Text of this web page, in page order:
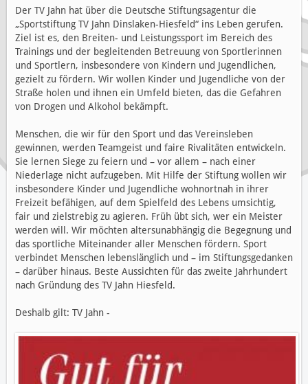
Der TV Jahn hat über die Deutsche Stiftungsagentur die
„Sportstiftung TV Jahn Dinslaken-Hiesfeld“ ins Leben gerufen.
Ziel ist es, den Breiten- und Leistungssport im Bereich des
Trainings und der begleitenden Betreuung von Sportlerinnen
und Sportlern, insbesondere von Kindern und Jugendlichen,
gezielt zu fördern. Wir wollen Kinder und Jugendliche von der
Straße holen und ihnen ein Umfeld bieten, das die Gefahren
von Drogen und Alkohol bekämpft.
Menschen, die wir für den Sport und das Vereinsleben
gewinnen, werden Teamgeist und faire Rivalitäten entwickeln.
Sie lernen Siege zu feiern und – vor allem – nach einer
Niederlage nicht aufzugeben. Mit Hilfe der Stiftung wollen wir
insbesondere Kinder und Jugendliche wohnortnah in ihrer
Freizeit befähigen, auf dem Spielfeld des Lebens umsichtig,
fair und zielstrebig zu agieren. Früh übt sich, wer ein Meister
werden will. Wir möchten altersunabhängig die Begegnung und
das sportliche Miteinander aller Menschen fördern. Sport
verbindet Menschen lebenslänglich und – im Stiftungsgedanken
– darüber hinaus. Beste Aussichten für das zweite Jahrhundert
nach Gründung des TV Jahn Hiesfeld.
Deshalb gilt: TV Jahn -